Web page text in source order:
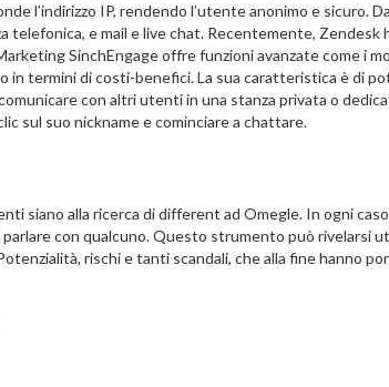
l’indirizzo IP, rendendo l’utente anonimo e sicuro.
e mail e live chat. Recentemente, Zendesk
SinchEngage offre funzioni avanzate come i
termini di costi-benefici. La sua caratteristica è di
con altri utenti in una stanza privata o
sul suo nickname e cominciare a chattare.
siano alla ricerca di different ad Omegle. In ogni
con qualcuno. Questo strumento può rivelarsi
rischi e tanti scandali, che alla fine hanno